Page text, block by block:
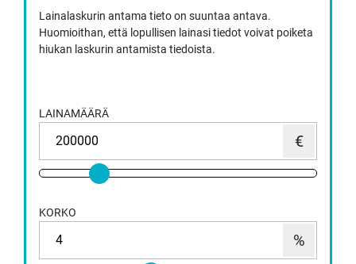
Lainalaskurin antama tieto on suuntaa antava.
Huomioithan, että lopullisen lainasi tiedot voivat poiketa
hiukan laskurin antamista tiedoista.
LAINAMÄÄRÄ
KORKO